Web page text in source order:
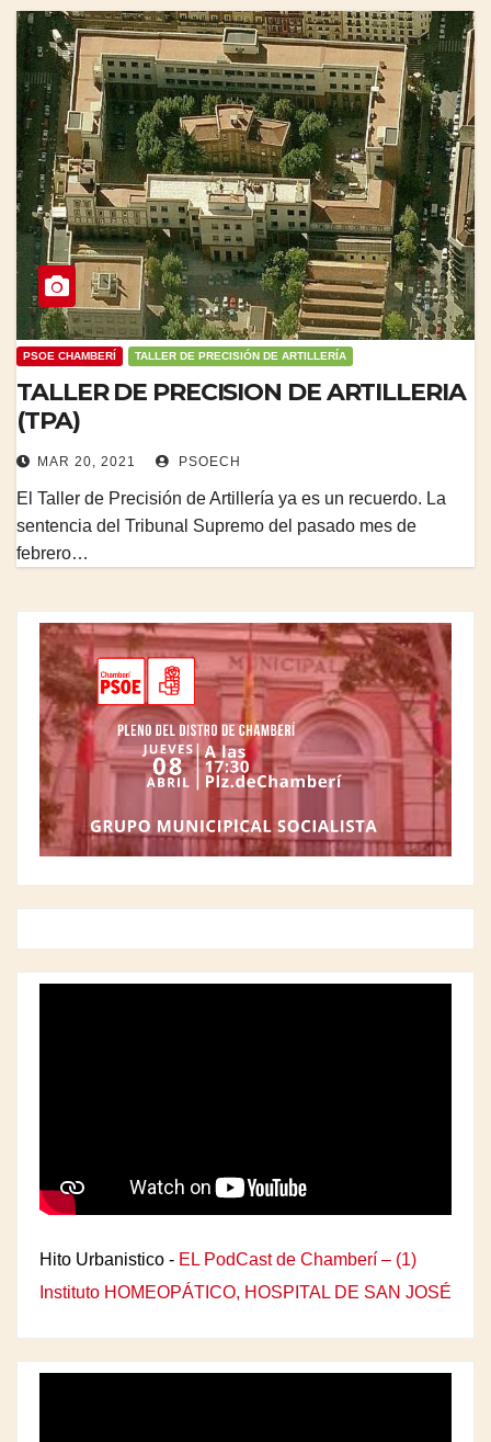
PSOE CHAMBERÍ TALLER DE PRECISIÓN DE ARTILLERÍA
TALLER DE PRECISION DE ARTILLERIA
(TPA)
MAR 20, 2021 PSOECH
El Taller de Precisión de Artillería ya es un recuerdo. La
sentencia del Tribunal Supremo del pasado mes de
febrero…
Hito Urbanistico - EL PodCast de Chamberí – (1)
Instituto HOMEOPÁTICO, HOSPITAL DE SAN JOSÉ